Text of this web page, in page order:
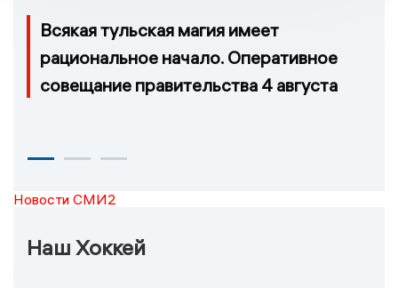
Всякая тульская магия имеет
рациональное начало. Оперативное
совещание правительства 4 августа
Новости СМИ2
Наш Хоккей